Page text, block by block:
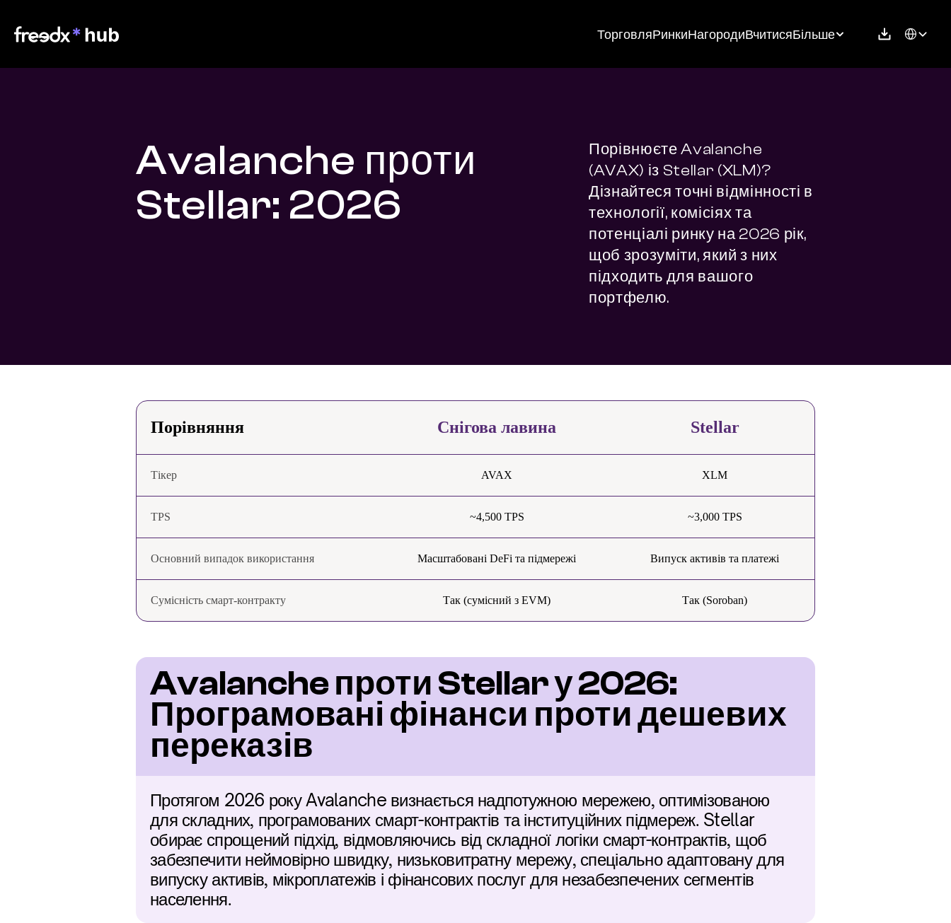
ТорговляРинкиНагородиВчитисяБільше Select
Avalanche проти
Stellar: 2026
Порівнюєте Avalanche
(AVAX) із Stellar (XLM)?
Дізнайтеся точні відмінності в
технології, комісіях та
потенціалі ринку на 2026 рік,
щоб зрозуміти, який з них
підходить для вашого
портфелю.
Порівняння Снігова лавина Stellar
Тікер AVAX XLM
TPS ~4,500 TPS ~3,000 TPS
Основний випадок використання Масштабовані DeFi та підмережі Випуск активів та платежі
Сумісність смарт-контракту Так (сумісний з EVM) Так (Soroban)
Avalanche проти Stellar у 2026:
Програмовані фінанси проти дешевих
переказів
Протягом 2026 року Avalanche визнається надпотужною мережею, оптимізованою
для складних, програмованих смарт-контрактів та інституційних підмереж. Stellar
обирає спрощений підхід, відмовляючись від складної логіки смарт-контрактів, щоб
забезпечити неймовірно швидку, низьковитратну мережу, спеціально адаптовану для
випуску активів, мікроплатежів і фінансових послуг для незабезпечених сегментів
населення.